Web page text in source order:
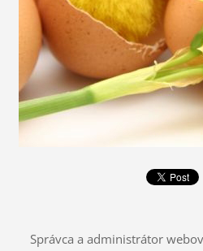
Správca a administrátor